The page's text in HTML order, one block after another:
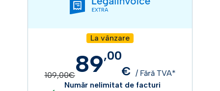
La vânzare
109,00€89,00
€ / Fără TVA*
Număr nelimitat de facturi